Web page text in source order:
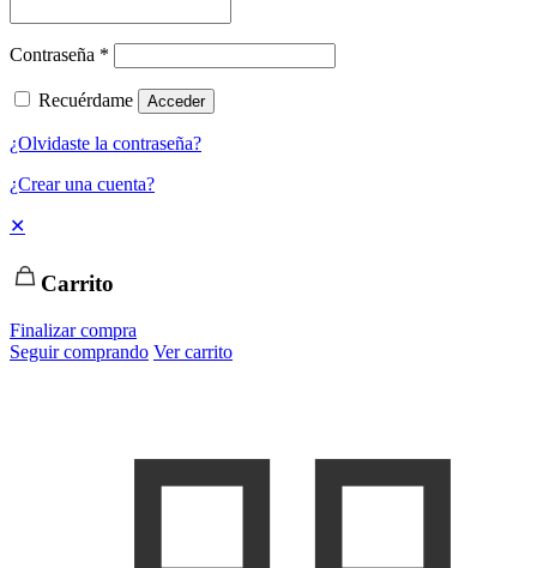
Contraseña *
Recuérdame Acceder
¿Olvidaste la contraseña?
¿Crear una cuenta?
✕
Carrito
Finalizar compra
Seguir comprando Ver carrito